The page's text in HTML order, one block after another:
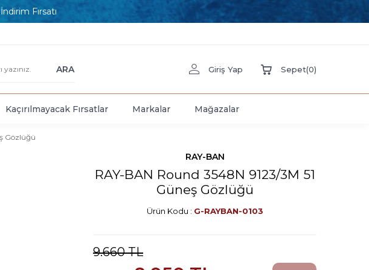
Fırsatı
ARA Giriş Yap Sepet(0)
Kaçırılmayacak Fırsatlar Markalar Mağazalar
Gözlüğü
RAY-BAN
RAY-BAN Round 3548N 9123/3M 51
Güneş Gözlüğü
Ürün Kodu : G-RAYBAN-0103
9.660TL